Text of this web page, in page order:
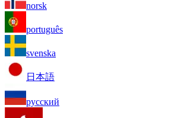
norsk
português
svenska
日本語
русский